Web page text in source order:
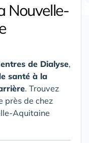
Nouvelle-
entres de Dialyse,
santé à la
. Trouvez
près de chez
Aquitaine